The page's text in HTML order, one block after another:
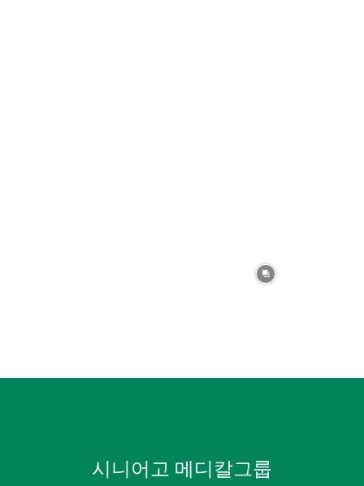
시니어고 메디칼그룹